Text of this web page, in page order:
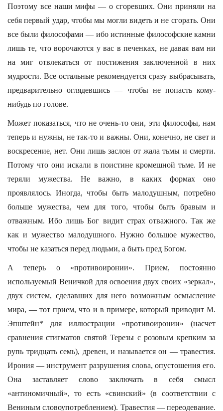
Поэтому все наши мифы — о сгоревших. Они приняли на
себя первый удар, чтобы мы могли видеть и не сгорать. Они
все были философами — ибо истинные философские камни
лишь те, что ворочаются у вас в печенках, не давая вам ни
на миг отвлекаться от постижения заключенной в них
мудрости. Все остальные рекомендуется сразу выбрасывать,
предварительно оглядевшись — чтобы не попасть кому-
нибудь по голове.
Может показаться, что не очень-то они, эти философы, нам
теперь и нужны, не так-то и важны. Они, конечно, не свет и
воскресение, нет. Они лишь заслон от жала тьмы и смерти.
Потому что они искали в поистине кромешной тьме. И не
теряли мужества. Не важно, в каких формах оно
проявлялось. Иногда, чтобы быть малодушным, потребно
больше мужества, чем для того, чтобы быть бравым и
отважным. Ибо лишь Бог видит страх отважного. Так же
как и мужество малодушного. Нужно большое мужество,
чтобы не казаться перед людьми, а быть пред Богом.
А теперь о «противоиронии». Прием, постоянно
используемый Веничкой для освоения двух своих «зеркал»,
двух систем, сделавших для него возможным осмысление
мира, — тот прием, что и в примере, который приводит М.
Эпштейн* для иллюстрации «противоиронии» (насчет
сравнения стигматов святой Терезы с розовым крепким за
рупь тридцать семь), древен, и называется он — травестия.
Ирония — инструмент разрушения слова, опустошения его.
Она заставляет слово заключать в себя смысл
«антиномичный», то есть «свинский» (в соответствии с
Вениным словоупотреблением). Травестия — переодевание.